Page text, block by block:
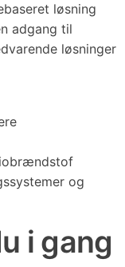
løsning
adgang til
løsninger
og
i gang